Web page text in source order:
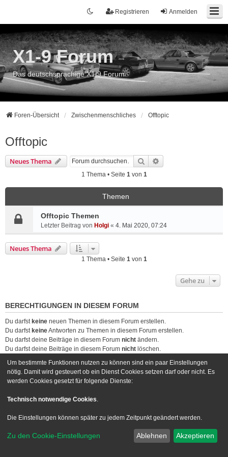
Anmelden
Registrieren
X1-9 Forum
Das deutschsprachige X1/9 Forum
Foren-Übersicht Zwischenmenschliches Offtopic
Offtopic
Neues Thema Suche
1 Thema • Seite 1von 1
Themen
Offtopic Themen
Letzter Beitrag von Holgi « 4. Mai 2020, 07:24
Neues Thema
1 Thema • Seite 1von 1
Gehe zu
BERECHTIGUNGEN IN DIESEM FORUM
Du darfst keine neuen Themen in diesem Forum erstellen.
Du darfst keineAntworten zu Themen in diesem Forum erstellen.
Du darfst deine Beiträge in diesem Forum nicht ändern.
Du darfst deine Beiträge in diesem Forum nicht löschen.
Foren-Übersicht Kontakt
Powered byphpBB® Forum Software © phpBB Limited
Style we_universal created byINVENTEA| nextgen
Um bestimmte Funktionen nutzen zu können sind ein paar Einstellungen
nötig. Damit wird gesteuert ob ein Dienst Cookies setzen darf oder nicht. Es
werden Cookies gesetzt für folgende Dienste:
Technisch notwendige Cookies.
Die Einstellungen können später zu jedem Zeitpunkt geändert werden.
Zu den Cookie-Einstellungen Ablehnen Akzeptieren